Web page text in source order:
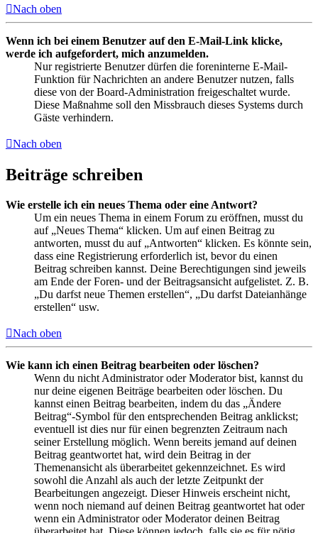
Nach oben
Wenn ich bei einem Benutzer auf den E-Mail-Link klicke,
werde ich aufgefordert, mich anzumelden.
Nur registrierte Benutzer dürfen die foreninterne E-Mail-
Funktion für Nachrichten an andere Benutzer nutzen, falls
diese von der Board-Administration freigeschaltet wurde.
Diese Maßnahme soll den Missbrauch dieses Systems durch
Gäste verhindern.
Nach oben
Beiträge schreiben
Wie erstelle ich ein neues Thema oder eine Antwort?
Um ein neues Thema in einem Forum zu eröffnen, musst du
auf „Neues Thema“ klicken. Um auf einen Beitrag zu
antworten, musst du auf „Antworten“ klicken. Es könnte sein,
dass eine Registrierung erforderlich ist, bevor du einen
Beitrag schreiben kannst. Deine Berechtigungen sind jeweils
am Ende der Foren- und der Beitragsansicht aufgelistet. Z. B.
„Du darfst neue Themen erstellen“, „Du darfst Dateianhänge
erstellen“ usw.
Nach oben
Wie kann ich einen Beitrag bearbeiten oder löschen?
Wenn du nicht Administrator oder Moderator bist, kannst du
nur deine eigenen Beiträge bearbeiten oder löschen. Du
kannst einen Beitrag bearbeiten, indem du das „Ändere
Beitrag“-Symbol für den entsprechenden Beitrag anklickst;
eventuell ist dies nur für einen begrenzten Zeitraum nach
seiner Erstellung möglich. Wenn bereits jemand auf deinen
Beitrag geantwortet hat, wird dein Beitrag in der
Themenansicht als überarbeitet gekennzeichnet. Es wird
sowohl die Anzahl als auch der letzte Zeitpunkt der
Bearbeitungen angezeigt. Dieser Hinweis erscheint nicht,
wenn noch niemand auf deinen Beitrag geantwortet hat oder
wenn ein Administrator oder Moderator deinen Beitrag